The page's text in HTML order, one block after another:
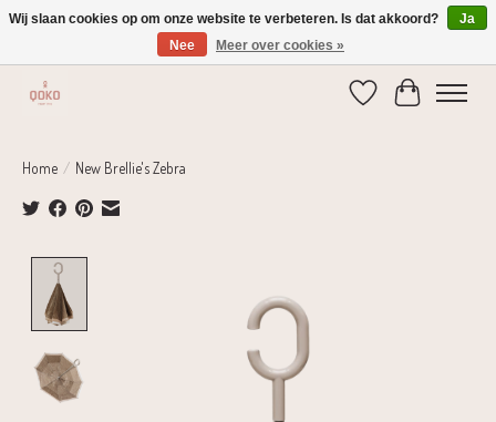
Verzending 1-2 dagen | Gratis verzending vanaf € 75,-
Verlanglijst
Home / New Brellie's Zebra
Wij slaan cookies op om onze website te verbeteren. Is dat akkoord?
Ja
Nee
Meer over cookies »